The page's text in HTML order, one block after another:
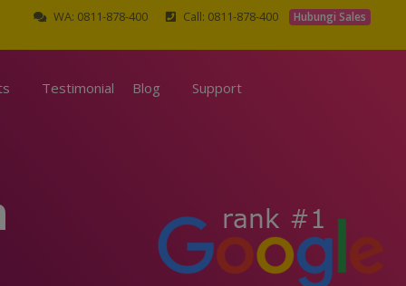
WA: 0811-878-400 Call: 0811-878-400 Hubungi Sales
Testimonial Blog Support